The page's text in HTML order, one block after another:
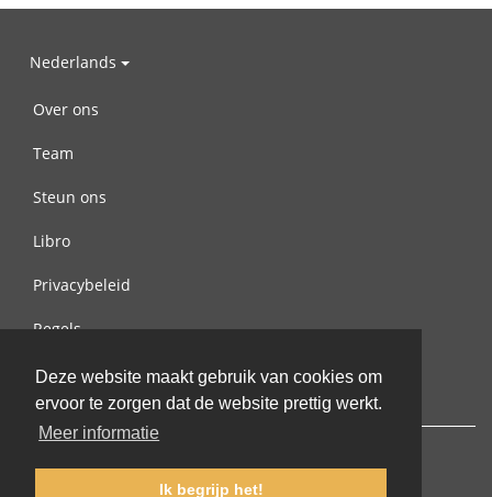
Deze website maakt gebruik van cookies om
ervoor te zorgen dat de website prettig werkt.
Meer informatie
Ik begrijp het!
Nederlands
Over ons
Team
Steun ons
Libro
Privacybeleid
Regels
Contact met ons opnemen